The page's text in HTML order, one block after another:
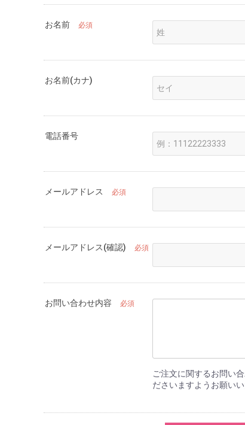
お名前 必須
お名前(カナ)
電話番号
メールアドレス 必須
メールアドレス(確認) 必須
お問い合わせ内容 必須
ご注文に関するお問い
ださいますようお願いい